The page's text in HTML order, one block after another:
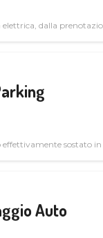
dalla
sostato
Auto